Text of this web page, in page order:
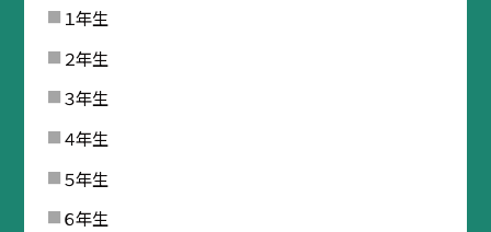
１年生
２年生
３年生
４年生
５年生
６年生